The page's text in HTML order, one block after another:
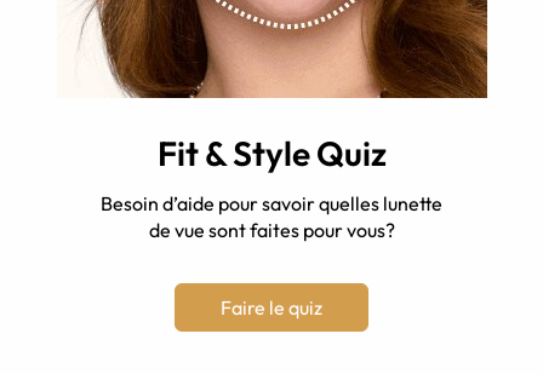
Fit & Style Quiz
Besoin d’aide pour savoir quelles lunette
de vue sont faites pour vous?
Faire le quiz